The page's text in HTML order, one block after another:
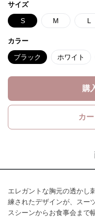
サイズ
S M L
カラー
ブラック ホワイト
購
カ
エレガントな胸元の透かし
練されたデザインが、スー
スシーンからお食事会まで